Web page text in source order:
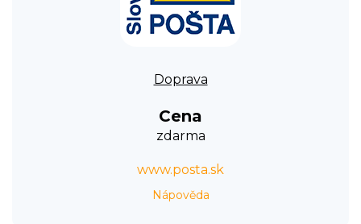
Doprava
Cena
zdarma
www.posta.sk
Nápověda